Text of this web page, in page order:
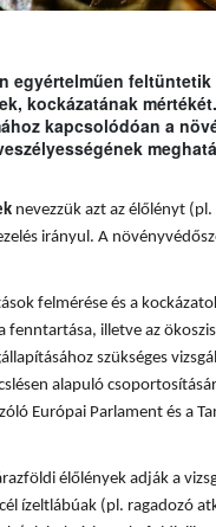
feltüntetik
kockázatának
kapcsolódóan a
nevezzük azt az élőlényt
irányul. A
felmérése és a
fenntartása, illetve az
szükséges
alapuló
Európai Parlament és a
élőlények adják a
ízeltlábúak (pl. ragadozó